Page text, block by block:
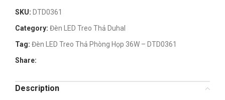
SKU: DTD0361
Category: Đèn LED Treo Thả Duhal
Tag: Đèn LED Treo Thả Phòng Họp 36W – DTD0361
Share:
Description